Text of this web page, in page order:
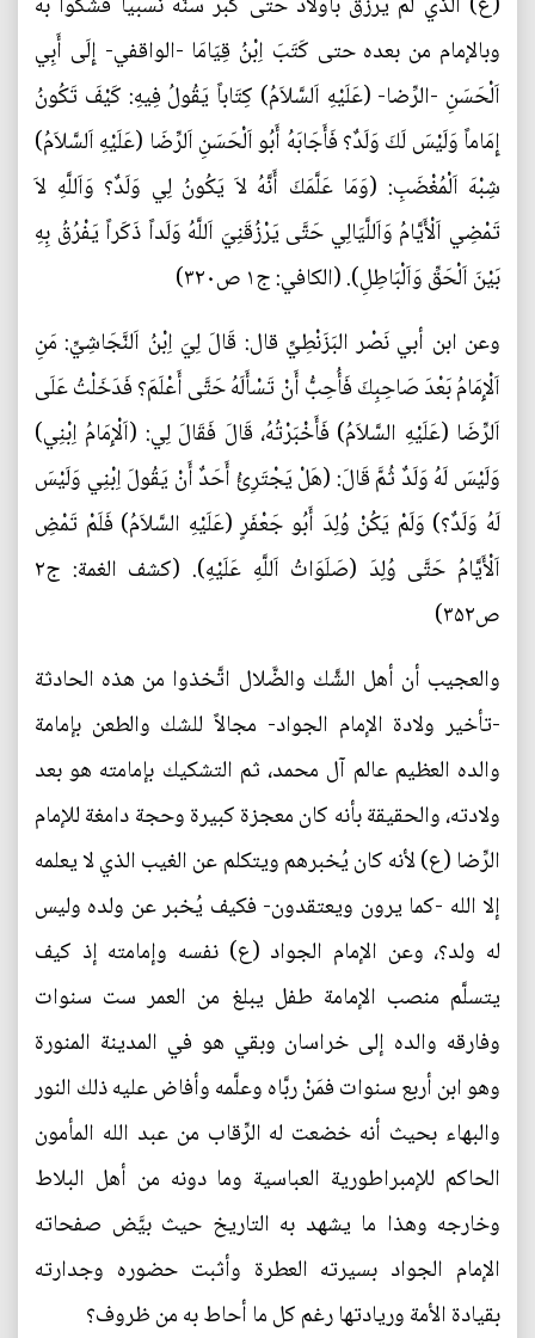
وبالإمام من بعده حتى كَتَبَ اِبْنُ قِيَامَا -الواقفي- إِلَى أَبِي
اَلْحَسَنِ -الرِّضا- (عَلَيْهِ اَلسَّلاَمُ) كِتَاباً يَقُولُ فِيهِ: كَيْفَ تَكُونُ
إِمَاماً وَلَيْسَ لَكَ وَلَدٌ؟ فَأَجَابَهُ أَبُو اَلْحَسَنِ اَلرِّضَا (عَلَيْهِ اَلسَّلاَمُ)
شِبْهَ اَلْمُغْضَبِ: (وَمَا عَلَّمَكَ أَنَّهُ لاَ يَكُونُ لِي وَلَدٌ؟ وَاَللَّهِ لاَ
تَمْضِي اَلْأَيَّامُ وَاَللَّيَالِي حَتَّى يَرْزُقَنِيَ اَللَّهُ وَلَداً ذَكَراً يَفْرُقُ بِهِ
بَيْنَ اَلْحَقِّ وَاَلْبَاطِلِ). (الکافي: ج۱ ص۳۲۰)
وعن ابن أبي نَصْر البَزَنْطِيِّ قال: قَالَ لِيَ اِبْنُ اَلنَّجَاشِيِّ: مَنِ
اَلْإِمَامُ بَعْدَ صَاحِبِكَ فَأُحِبُّ أَنْ تَسْأَلَهُ حَتَّى أَعْلَمَ؟ فَدَخَلْتُ عَلَى
اَلرِّضَا (عَلَيْهِ السَّلاَمُ) فَأَخْبَرْتُهُ، قَالَ فَقَالَ لِي: (اَلْإِمَامُ اِبْنِي)
وَلَيْسَ لَهُ وَلَدٌ ثُمَّ قَالَ: (هَلْ يَجْتَرِئُ أَحَدٌ أَنْ يَقُولَ اِبْنِي وَلَيْسَ
لَهُ وَلَدٌ؟) وَلَمْ يَكُنْ وُلِدَ أَبُو جَعْفَرٍ (عَلَيْهِ السَّلاَمُ) فَلَمْ تَمْضِ
اَلْأَيَّامُ حَتَّى وُلِدَ (صَلَوَاتُ اَللَّهِ عَلَيْهِ). (كشف الغمة: ج۲
ص۳۵۲)
والعجيب أن أهل الشَّك والضَّلال اتَّخذوا من هذه الحادثة
-تأخير ولادة الإمام الجواد- مجالاً للشك والطعن بإمامة
والده العظيم عالم آل محمد، ثم التشكيك بإمامته هو بعد
ولادته، والحقيقة بأنه كان معجزة كبيرة وحجة دامغة للإمام
الرِّضا (ع) لأنه كان يُخبرهم ويتكلم عن الغيب الذي لا يعلمه
إلا الله -كما يرون ويعتقدون- فكيف يُخبر عن ولده وليس
له ولد؟، وعن الإمام الجواد (ع) نفسه وإمامته إذ كيف
يتسلَّم منصب الإمامة طفل يبلغ من العمر ست سنوات
وفارقه والده إلى خراسان وبقي هو في المدينة المنورة
وهو ابن أربع سنوات فمَنْ ربَّاه وعلَّمه وأفاض عليه ذلك النور
والبهاء بحيث أنه خضعت له الرِّقاب من عبد الله المأمون
الحاكم للإمبراطورية العباسية وما دونه من أهل البلاط
وخارجه وهذا ما يشهد به التاريخ حيث بيَّض صفحاته
الإمام الجواد بسيرته العطرة وأثبت حضوره وجدارته
بقيادة الأمة وريادتها رغم كل ما أحاط به من ظروف؟